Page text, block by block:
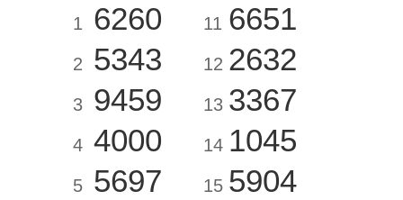
1 6260
2 5343
3 9459
4 4000
5 5697
11 6651
12 2632
13 3367
14 1045
15 5904